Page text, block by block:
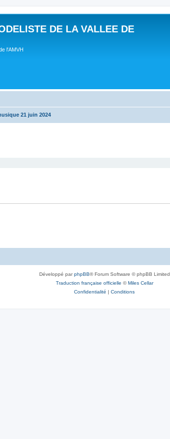
DE LA VALLEE DE
l'AMVH
21 juin 2024
Développé parphpBB® Forum Software © phpBB Limited
Traduction française officielle ©Miles Cellar
Confidentialité | Conditions